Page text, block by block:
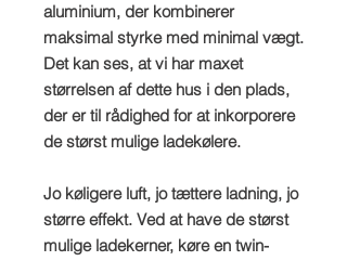
aluminium, der kombinerer
maksimal styrke med minimal vægt.
Det kan ses, at vi har maxet
størrelsen af dette hus i den plads,
der er til rådighed for at inkorporere
de størst mulige ladekølere.
Jo køligere luft, jo tættere ladning, jo
større effekt. Ved at have de størst
mulige ladekerner, køre en twin-